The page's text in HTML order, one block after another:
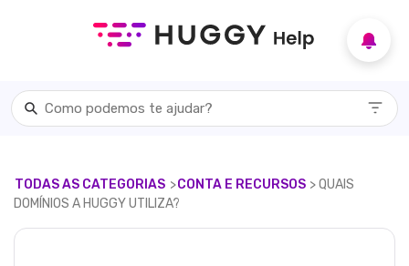
TODAS AS CATEGORIAS ​>​​CONTA E RECURSOS ​> ​ QUAIS
DOMÍNIOS A HUGGY UTILIZA?